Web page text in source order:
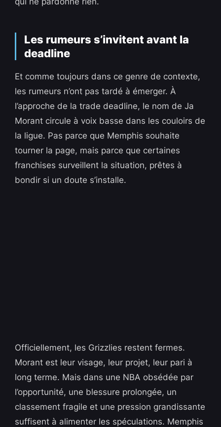
Les rumeurs s’invitent avant la
deadline
Et comme toujours dans ce genre de contexte,
les rumeurs n’ont pas tardé à émerger. À
l’approche de la trade deadline, le nom de Ja
Morant circule à voix basse dans les couloirs de
la ligue. Pas parce que Memphis souhaite
tourner la page, mais parce que certaines
franchises surveillent la situation, prêtes à
bondir si un doute s’installe.
Officiellement, les Grizzlies restent fermes.
Morant est leur visage, leur projet, leur pari à
long terme. Mais dans une NBA obsédée par
l’opportunité, une blessure prolongée, un
classement fragile et une pression grandissante
suffisent à alimenter les spéculations. Memphis